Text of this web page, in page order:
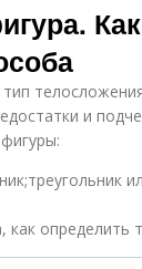
и
как определить